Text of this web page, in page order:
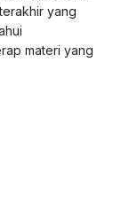
yang
materi yang